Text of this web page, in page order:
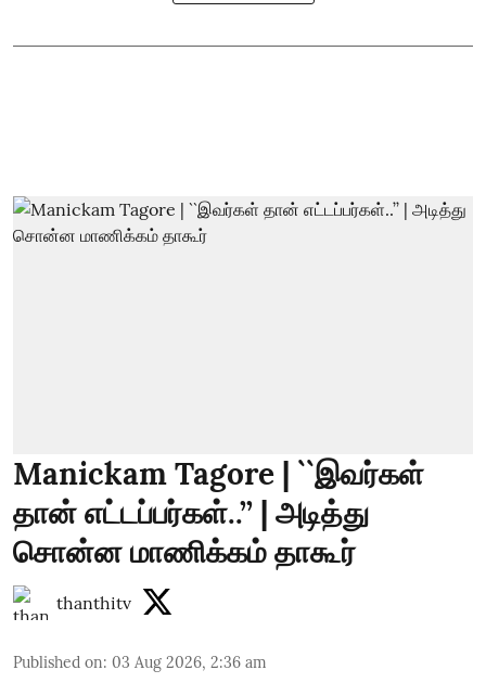
Manickam Tagore | ``இவர்கள்
தான் எட்டப்பர்கள்..’’ | அடித்து
சொன்ன மாணிக்கம் தாகூர்
thanthitv
Published on: 03 Aug 2026, 2:36 am